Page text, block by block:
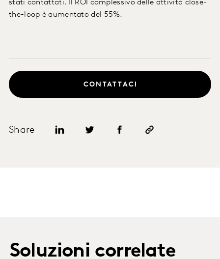
stati contattati. Il ROI complessivo delle attività close-
the-loop è aumentato del 55%.
Share
CONTATTACI
Soluzioni correlate